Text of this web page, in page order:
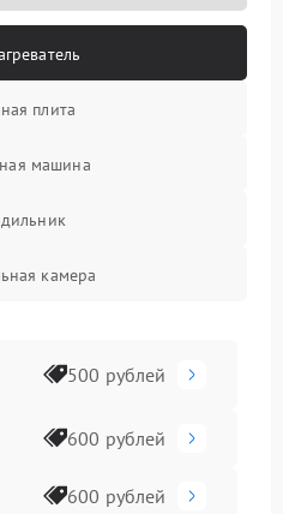
плита
машина
камера
500 рублей
600 рублей
600 рублей